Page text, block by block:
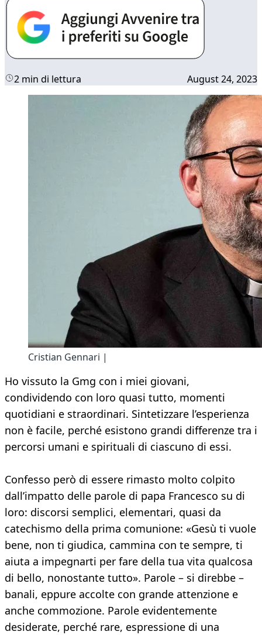
2 min di lettura August 24, 2023
Cristian Gennari |
Ho vissuto la Gmg con i miei giovani,
condividendo con loro quasi tutto, momenti
quotidiani e straordinari. Sintetizzare l’esperienza
non è facile, perché esistono grandi differenze tra i
percorsi umani e spirituali di ciascuno di essi.
Confesso però di essere rimasto molto colpito
dall’impatto delle parole di papa Francesco su di
loro: discorsi semplici, elementari, quasi da
catechismo della prima comunione: «Gesù ti vuole
bene, non ti giudica, cammina con te sempre, ti
aiuta a impegnarti per fare della tua vita qualcosa
di bello, nonostante tutto». Parole – si direbbe –
banali, eppure accolte con grande attenzione e
anche commozione. Parole evidentemente
desiderate, perché rare, espressione di una